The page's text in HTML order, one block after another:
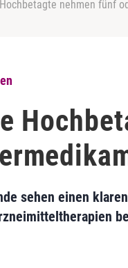
nehmen fünf
sehen einen